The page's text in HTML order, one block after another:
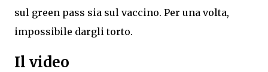
sul green pass sia sul vaccino. Per una volta,
impossibile dargli torto.
Il video